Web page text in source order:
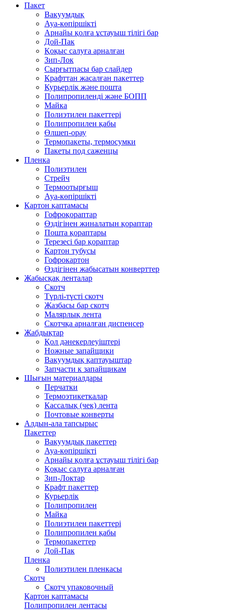
Пакет
Вакуумдық
Ауа-көпіршікті
Арнайы қолға ұстауыш тілігі бар
Дой-Пак
Қоқыс салуға арналған
Зип-Лок
Сырғытпасы бар слайдер
Крафттан жасалған пакеттер
Курьерлік және пошта
Полипропиленді және БОПП
Майка
Полиэтилен пакеттері
Полипропилен қабы
Өлшеп-орау
Термопакеты, термосумки
Пакеты под саженцы
Пленка
Полиэтилен
Стрейч
Термоотырғыш
Ауа-көпіршікті
Картон қаптамасы
Гофроқораптар
Өздігінен жиналатын қораптар
Пошта қораптары
Терезесі бар қораптар
Картон тубусы
Гофрокартон
Өздігінен жабысатын конверттер
Жабысқақ ленталар
Скотч
Түрлі-түсті скотч
Жазбасы бар скотч
Малярлық лента
Скотчқа арналған диспенсер
Жабдықтар
Қол дәнекерлеуіштері
Ножные запайщики
Вакуумдық қаптауыштар
Запчасти к запайщикам
Шығын материалдары
Перчатки
Термоэтикеткалар
Кассалық (чек) лента
Почтовые конверты
Алдын-ала тапсырыс
Пакеттер
Вакуумдық пакеттер
Ауа-көпіршікті
Арнайы қолға ұстауыш тілігі бар
Қоқыс салуға арналған
Зип-Локтар
Крафт пакеттер
Курьерлік
Полипропилен
Майка
Полиэтилен пакеттері
Полипропилен қабы
Термопакеттер
Дой-Пак
Пленка
Полиэтилен пленкасы
Скотч
Скотч упаковочный
Картон қаптамасы
Полипропилен лентасы